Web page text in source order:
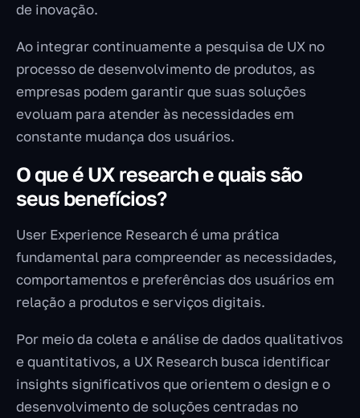
de inovação.
Ao integrar continuamente a pesquisa de UX no
processo de desenvolvimento de produtos, as
empresas podem garantir que suas soluções
evoluam para atender às necessidades em
constante mudança dos usuários.
O que é UX research e quais são
seus benefícios?
User Experience Research é uma prática
fundamental para compreender as necessidades,
comportamentos e preferências dos usuários em
relação a produtos e serviços digitais.
Por meio da coleta e análise de dados qualitativos
e quantitativos, a UX Research busca identificar
insights significativos que orientem o design e o
desenvolvimento de soluções centradas no